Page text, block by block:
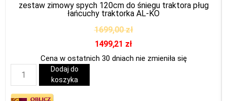
zestaw zimowy spych 120cm do śniegu traktora pług
łańcuchy traktorka AL-KO
1699,00zł
1499,21 zł
Cena w ostatnich 30 dniach nie zmieniła się
Dodaj do
koszyka